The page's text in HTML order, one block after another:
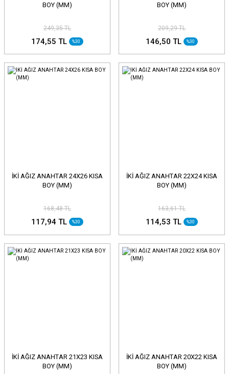
BOY (MM)
249,35 TL
174,55 TL %30
BOY (MM)
209,29 TL
146,50 TL %30
İKİ AĞIZ ANAHTAR 24X26 KISA
BOY (MM)
168,48 TL
117,94 TL %30
İKİ AĞIZ ANAHTAR 22X24 KISA
BOY (MM)
163,61 TL
114,53 TL %30
İKİ AĞIZ ANAHTAR 21X23 KISA
BOY (MM)
İKİ AĞIZ ANAHTAR 20X22 KISA
BOY (MM)